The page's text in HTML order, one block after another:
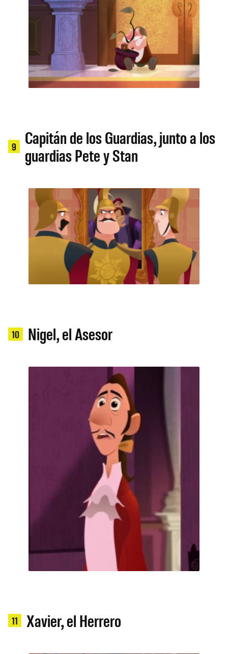
9
Capitán de los Guardias, junto a los
guardias Pete y Stan
10 Nigel, el Asesor
11 Xavier, el Herrero